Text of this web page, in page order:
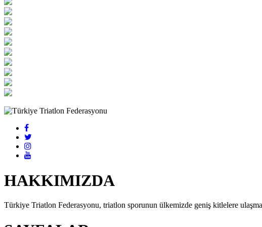
HAKKIMIZDA
Türkiye Triatlon Federasyonu, triatlon sporunun ülkemizde geniş kitlelere